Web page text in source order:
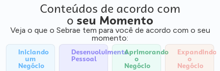
Conteúdos de acordo com
o seu Momento
Veja o que o Sebrae tem para você de acordo com o seu
momento:
Iniciando
um
Negócio
Desenvolvimento
Pessoal
Aprimorando
o
Negócio
Expandindo
o
Negócio